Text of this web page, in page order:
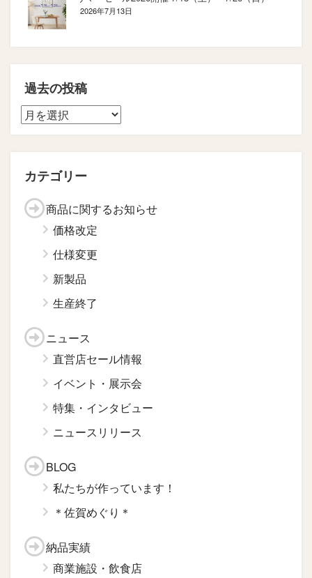
2026年7月13日
過去の投稿
カテゴリー
商品に関するお知らせ
価格改定
仕様変更
新製品
生産終了
ニュース
直営店セール情報
イベント・展示会
特集・インタビュー
ニュースリリース
BLOG
私たちが作っています！
＊佐賀めぐり＊
納品実績
商業施設・飲食店